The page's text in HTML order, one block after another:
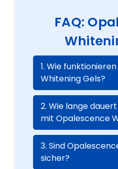
FAQ:
1. Wie
Whitening Gels?
2. Wie lange
mit Opalescence
3. Sind
sicher?